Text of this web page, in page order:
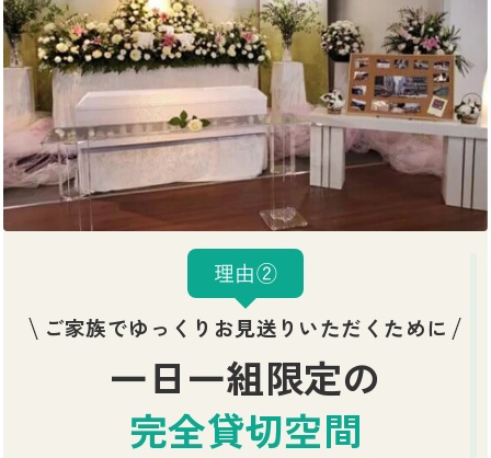
理由②
ご家族でゆっくりお見送りいただくために
一日一組限定の
完全貸切空間